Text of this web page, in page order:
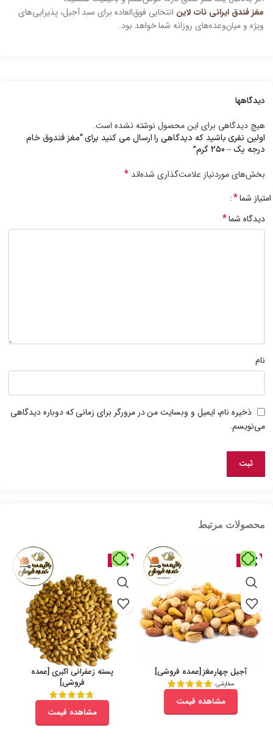
مغز فندق ایرانی نات لاین انتخابی فوق‌العاده برای سبد آجیل، پذیرایی‌های
ویژه و میان‌وعده‌های روزانه شما خواهد بود.
دیدگاهها
هیچ دیدگاهی برای این محصول نوشته نشده است.
اولین نفری باشید که دیدگاهی را ارسال می کنید برای “مغز فندوق خام
درجه یک – 250 گرم”
بخش‌های موردنیاز علامت‌گذاری شده‌اند*
امتیاز شما*
دیدگاه شما*
نام
ذخیره نام، ایمیل و وبسایت من در مرورگر برای زمانی که دوباره دیدگاهی
می‌نویسم.
محصولات مرتبط
حراج
آجیل چهارمغز [عمده فروشی]
سفارشی
مشاهده قیمت
حراج
پسته زعفرانی اکبری [عمده
فروشی]
مشاهده قیمت